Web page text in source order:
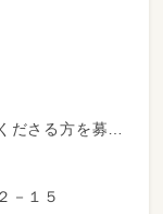
ださる方を募集
る保育」をモッ
いきません
－１５